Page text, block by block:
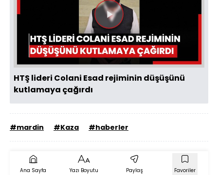
Videoyu
Oynat
HTŞ lideri Colani Esad rejiminin düşüşünü
kutlamaya çağırdı
#mardin #Kaza #haberler
Ana Sayfa Yazı Boyutu Paylaş Favoriler